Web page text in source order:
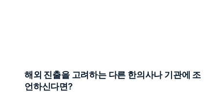
해외 진출을 고려하는 다른 한의사나 기관에 조
언하신다면?